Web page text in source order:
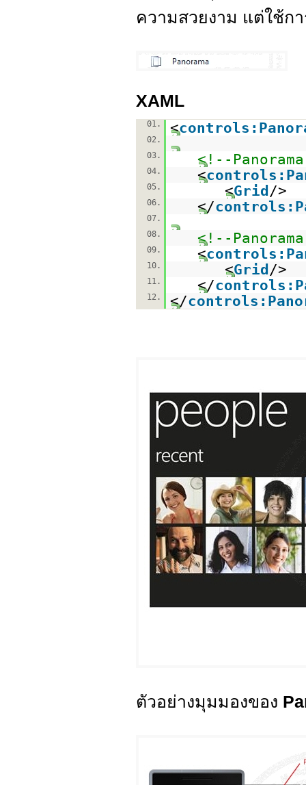
ความสวยงาม แต่ใช้ก
XAML
01. <
02.
03.
<!--
04. <
05. <Grid/>
06. </
07.
08.
<!--
09. <
10. <Grid/>
11. </
12. </
ตัวอย่างมุมมองของ